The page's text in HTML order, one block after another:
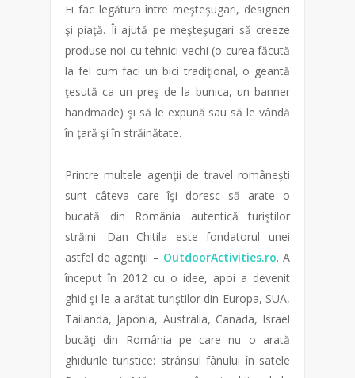
Ei fac legătura între meşteşugari, designeri
şi piaţă. Îi ajută pe meşteşugari să creeze
produse noi cu tehnici vechi (o curea făcută
la fel cum faci un bici tradiţional, o geantă
ţesută ca un preş de la bunica, un banner
handmade) şi să le expună sau să le vândă
în ţară şi în străinătate.
Printre multele agenţii de travel româneşti
sunt câteva care îşi doresc să arate o
bucată din România autentică turiştilor
străini. Dan Chitila este fondatorul unei
astfel de agenţii – OutdoorActivities.ro. A
început în 2012 cu o idee, apoi a devenit
ghid şi le-a arătat turiştilor din Europa, SUA,
Tailanda, Japonia, Australia, Canada, Israel
bucăţi din România pe care nu o arată
ghidurile turistice: strânsul fânului în satele